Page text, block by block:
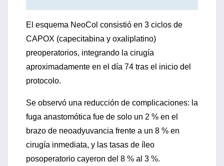
El esquema NeoCol consistió en 3 ciclos de
CAPOX (capecitabina y oxaliplatino)
preoperatorios, integrando la cirugía
aproximadamente en el día 74 tras el inicio del
protocolo.
Se observó una reducción de complicaciones: la
fuga anastomótica fue de solo un 2 % en el
brazo de neoadyuvancia frente a un 8 % en
cirugía inmediata, y las tasas de íleo
posoperatorio cayeron del 8 % al 3 %.